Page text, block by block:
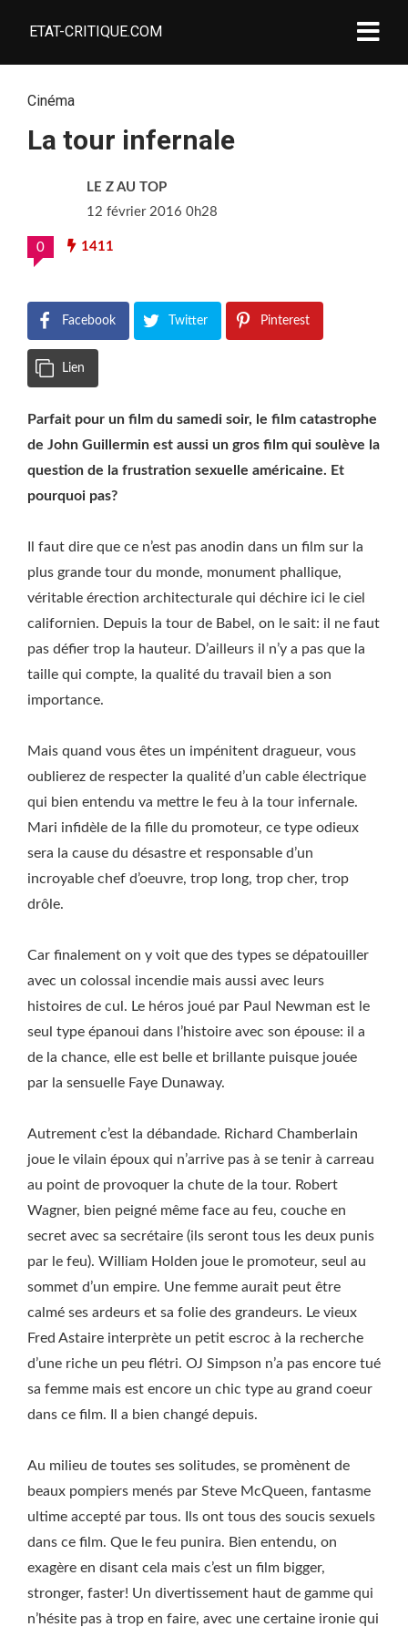
ETAT-CRITIQUE.COM
Cinéma
La tour infernale
LE Z AU TOP
12 février 2016 0h28
0 1411
Facebook Twitter Pinterest
Lien
Parfait pour un film du samedi soir, le film catastrophe
de John Guillermin est aussi un gros film qui soulève la
question de la frustration sexuelle américaine. Et
pourquoi pas?
Il faut dire que ce n’est pas anodin dans un film sur la
plus grande tour du monde, monument phallique,
véritable érection architecturale qui déchire ici le ciel
californien. Depuis la tour de Babel, on le sait: il ne faut
pas défier trop la hauteur. D’ailleurs il n’y a pas que la
taille qui compte, la qualité du travail bien a son
importance.
Mais quand vous êtes un impénitent dragueur, vous
oublierez de respecter la qualité d’un cable électrique
qui bien entendu va mettre le feu à la tour infernale.
Mari infidèle de la fille du promoteur, ce type odieux
sera la cause du désastre et responsable d’un
incroyable chef d’oeuvre, trop long, trop cher, trop
drôle.
Car finalement on y voit que des types se dépatouiller
avec un colossal incendie mais aussi avec leurs
histoires de cul. Le héros joué par Paul Newman est le
seul type épanoui dans l’histoire avec son épouse: il a
de la chance, elle est belle et brillante puisque jouée
par la sensuelle Faye Dunaway.
Autrement c’est la débandade. Richard Chamberlain
joue le vilain époux qui n’arrive pas à se tenir à carreau
au point de provoquer la chute de la tour. Robert
Wagner, bien peigné même face au feu, couche en
secret avec sa secrétaire (ils seront tous les deux punis
par le feu). William Holden joue le promoteur, seul au
sommet d’un empire. Une femme aurait peut être
calmé ses ardeurs et sa folie des grandeurs. Le vieux
Fred Astaire interprète un petit escroc à la recherche
d’une riche un peu flétri. OJ Simpson n’a pas encore tué
sa femme mais est encore un chic type au grand coeur
dans ce film. Il a bien changé depuis.
Au milieu de toutes ses solitudes, se promènent de
beaux pompiers menés par Steve McQueen, fantasme
ultime accepté par tous. Ils ont tous des soucis sexuels
dans ce film. Que le feu punira. Bien entendu, on
exagère en disant cela mais c’est un film bigger,
stronger, faster! Un divertissement haut de gamme qui
n’hésite pas à trop en faire, avec une certaine ironie qui